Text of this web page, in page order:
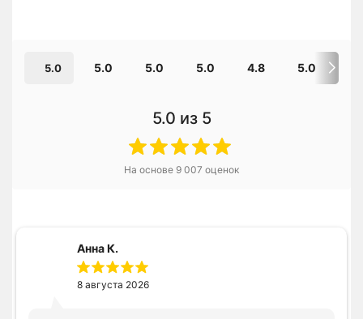
5.0 5.0 5.0 4.8
5.0 из 5
На основе 9 007 оценок
Анна К.
8 августа 2026